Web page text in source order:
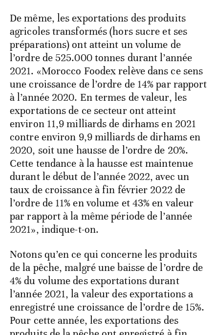
De même, les exportations des produits
agricoles transformés (hors sucre et ses
préparations) ont atteint un volume de
l’ordre de 525.000 tonnes durant l’année
2021. «Morocco Foodex relève dans ce sens
une croissance de l’ordre de 14% par rapport
à l’année 2020. En termes de valeur, les
exportations de ce secteur ont atteint
environ 11,9 milliards de dirhams en 2021
contre environ 9,9 milliards de dirhams en
2020, soit une hausse de l’ordre de 20%.
Cette tendance à la hausse est maintenue
durant le début de l’année 2022, avec un
taux de croissance à fin février 2022 de
l’ordre de 11% en volume et 43% en valeur
par rapport à la même période de l’année
2021», indique-t-on.
Notons qu’en ce qui concerne les produits
de la pêche, malgré une baisse de l’ordre de
4% du volume des exportations durant
l’année 2021, la valeur des exportations a
enregistré une croissance de l’ordre de 15%.
Pour cette année, les exportations des